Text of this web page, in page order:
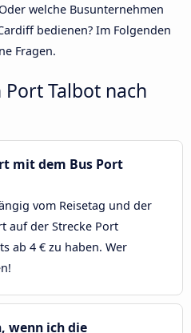
welche Busunternehmen
bedienen? Im Folgenden
Fragen.
Port Talbot nach
mit dem Bus Port
vom Reisetag und der
auf der Strecke Port
ab 4 € zu haben. Wer
wenn ich die